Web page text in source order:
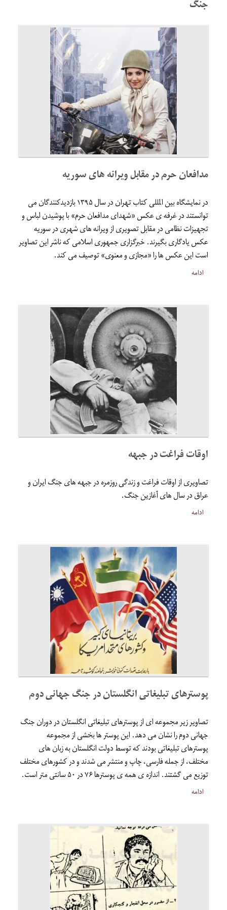
جنگ
مدافعان حرم در مقابل ویرانه های سوریه
در نمایشگاه بین المللی کتاب تهران در سال ۱۳۹۵ بازدیدکنندگان می
توانستند در غرفه ی عکس «شهدای مدافعان حرم» با پوشیدن لباس و
تجهیزات نظامی در مقابل تصویری از ویرانه های شهری در سوریه
عکس یادگاری بگیرند. خبرگزاری جمهوری اسلامی که ناشر این تصاویر
است این عکس ها را «مجازی و معنوی» توصیف می کند.
ادامه
اوقات فراغت در جبهه
تصاویری از اوقات فراغت و زندگی روزمره در جبهه های جنگ ایران و
عراق در سال های آغازین جنگ.
ادامه
پوسترهای تبلیغاتی انگلستان در جنگ جهانی دوم
تصاویر زیر مجموعه ای از پوسترهای تبلیغاتی انگلستان در دوران جنگ
جهانی دوم را نشان می دهد. این پوستر ها بخشی از مجموعه
پوسترهای تبلیغاتی بودند که توسط دولت انگلستان به زبان های
مختلف، از جمله فارسی، چاپ و منتشر می شدند و در کشورهای مختلف
توزیع می گشتند. اندازه ی همه ی پوسترها ۷۶ در ۵۰ سانتی متر است.
ادامه